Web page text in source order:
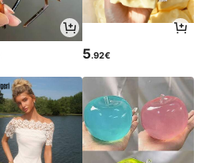
5.92€